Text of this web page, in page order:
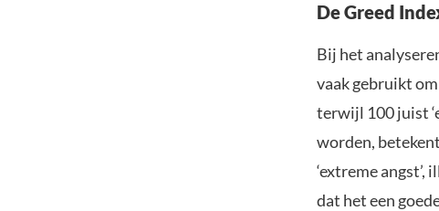
De Greed
Bij het
vaak gebruikt om
terwijl 100 juist
worden,
‘extreme
dat het een